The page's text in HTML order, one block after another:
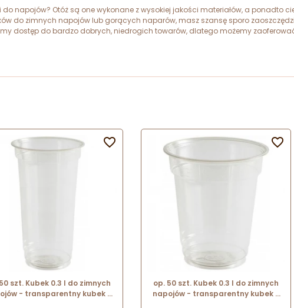
napojów? Otóż są one wykonane z wysokiej jakości materiałów, a ponadto
do zimnych napojów lub gorących naparów, masz szansę sporo
dostęp do bardzo dobrych, niedrogich towarów, dlatego możemy
szt. Kubek 0.3 l do zimnych
- transparentny kubek z

op. 50 szt. Kubek 0.3 l do zimnych
napojów - transparentny kubek z
